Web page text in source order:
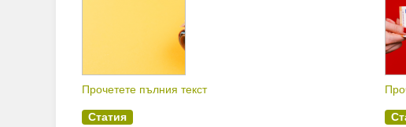
Прочетете пълния текст
Статия